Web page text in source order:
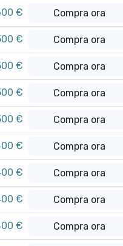
€ Compra ora
€ Compra ora
€ Compra ora
€ Compra ora
€ Compra ora
€ Compra ora
€ Compra ora
€ Compra ora
€ Compra ora